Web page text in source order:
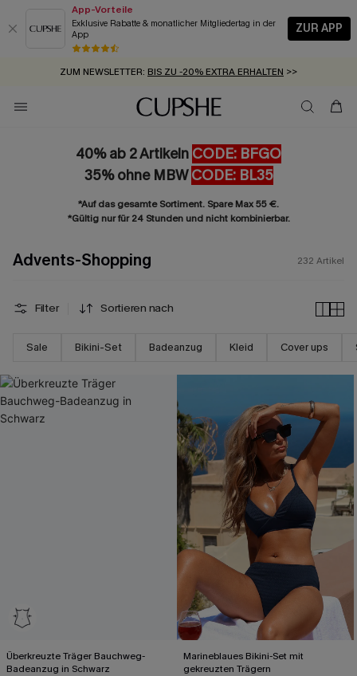
App-Vorteile
Exklusive Rabatte & monatlicher Mitgliedertag in der
App
ZUR APP
GRATIS MASSBAND MIT JEDEM SCHNELLVERSAND-ARTIKEL >>
SUMMER SALE:
ZUM NEWSLETTER: BIS ZU -20% EXTRA ERHALTEN >>
KOSTENLOSER VERSAND AB 89 €
40% ab 2 Artikeln CODE: BFGO
35% ohne MBWCODE: BL35
*Auf das gesamte Sortiment. Spare Max 55 €.
*Gültig nur für 24 Stunden und nicht kombinierbar.
Advents-Shopping 232 Artikel
Filter Sortieren nach
Sale Bikini-Set Badeanzug Kleid Cover ups
Überkreuzte Träger Bauchweg-
Badeanzug in Schwarz
Marineblaues Bikini-Set mit
gekreuzten Trägern